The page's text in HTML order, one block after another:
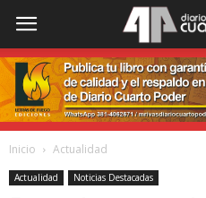
Inicio Actualidad
Actualidad Noticias Destacadas